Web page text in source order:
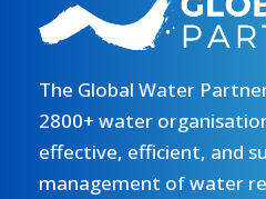
The Global Water
2800+ water
effective, efficient, and
management of water